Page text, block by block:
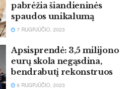
pabrėžia šiandieninės
spaudos unikalumą
7 RUGPJŪČIO, 2023
Apsisprendė: 3,5 milijono
eurų skola negąsdina,
bendrabutį rekonstruos
6 RUGPJŪČIO, 2023